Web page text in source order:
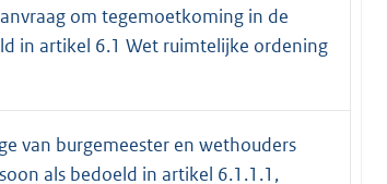
om tegemoetkoming in de
in artikel 6.1 Wet ruimtelijke ordening
van burgemeester en wethouders
als bedoeld in artikel 6.1.1.1,